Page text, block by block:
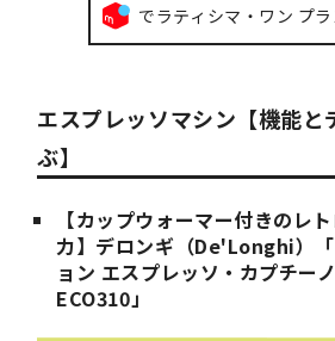
でラティシマ・ワン プ
エスプレッソマシン【機能と
ぶ】
【カップウォーマー付きのレ
力】デロンギ（De'Longhi）
ョン エスプレッソ・カプチー
ECO310」